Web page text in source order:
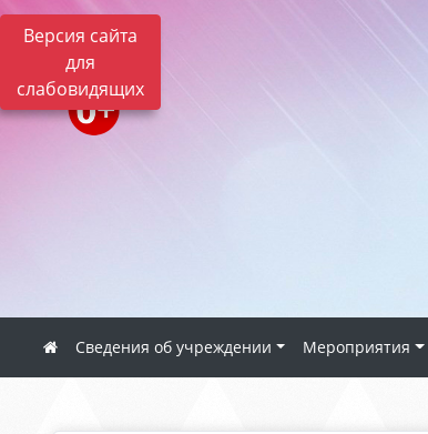
Версия сайта
для
слабовидящих
Сведения об учреждении Мероприятия